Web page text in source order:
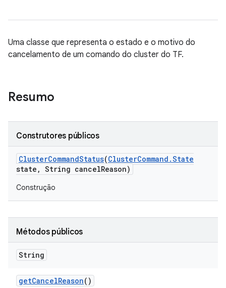
Uma classe que representa o estado e o motivo do
cancelamento de um comando do cluster do TF.
Resumo
Construtores públicos
ClusterCommandStatus(ClusterCommand .State
state , String cancelReason)
Construção
Métodos públicos
String
getCancelReason()